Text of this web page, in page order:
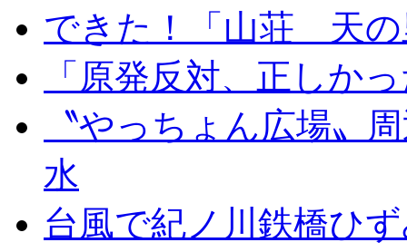
できた！「山荘 天の
「原発反対、正しか
〝やっちょん広場〟
水
台風で紀ノ川鉄橋ひ